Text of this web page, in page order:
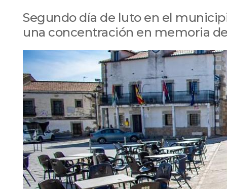
Segundo día de luto en el
una concentración en memoria